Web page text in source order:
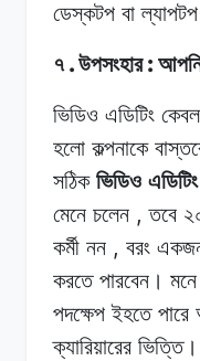
ডেস্কটপ বা ল্যাপটপ
৭.উপসংহার:
ভিডিও এডিটিং কেবল
হলো কল্পনাকে
সঠিক ভিডিও এডিটিং
মেনে চলেন ,তবে
কর্মী নন , বরং একজন
করতে পারবেন।
পদক্ষেপ ইহতে পারে
ক্যারিয়ারের ভিত্তি।